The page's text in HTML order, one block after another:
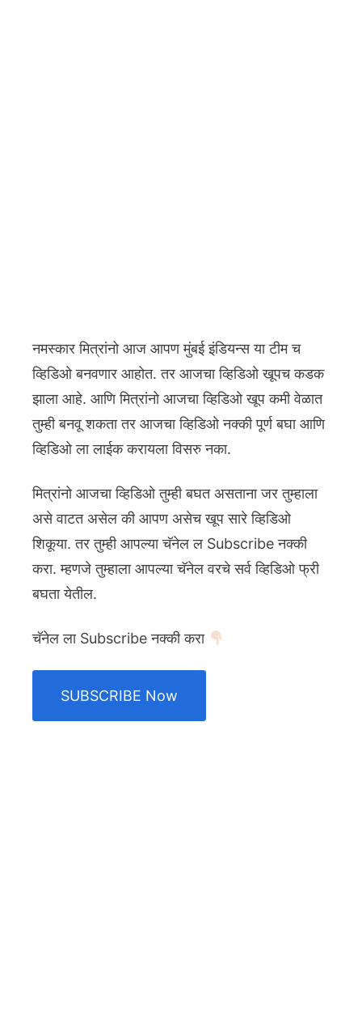
नमस्कार मित्रांनो आज आपण मुंबई इंडियन्स या टीम च
व्हिडिओ बनवणार आहोत. तर आजचा व्हिडिओ खूपच कडक
झाला आहे. आणि मित्रांनो आजचा व्हिडिओ खूप कमी वेळात
तुम्ही बनवू शकता तर आजचा व्हिडिओ नक्की पूर्ण बघा आणि
व्हिडिओ ला लाईक करायला विसरु नका.
मित्रांनो आजचा व्हिडिओ तुम्ही बघत असताना जर तुम्हाला
असे वाटत असेल की आपण असेच खूप सारे व्हिडिओ
शिकूया. तर तुम्ही आपल्या चॅनेल ल Subscribe नक्की
करा. म्हणजे तुम्हाला आपल्या चॅनेल वरचे सर्व व्हिडिओ फ्री
बघता येतील.
चॅनेल ला Subscribe नक्की करा
SUBSCRIBE Now